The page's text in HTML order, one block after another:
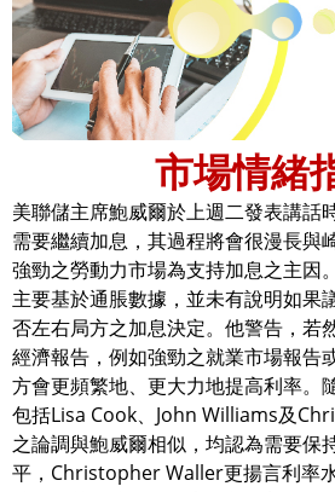
市場情緒
美聯儲主席鮑威爾於上週二發表講話
需要繼續加息，其過程將會很漫長與
強勁之勞動力市場為支持加息之主因
主要基於通脹數據，並未有說明如果
否左右局方之加息決定。他警告，若
經濟報告，例如強勁之就業市場報告
方會更頻繁地、更大力地提高利率。
包括Lisa Cook、John Williams及
之論調與鮑威爾相似，均認為需要保
平，Christopher Waller更揚言利率